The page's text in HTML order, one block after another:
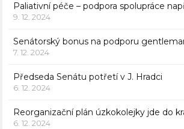
Paliativní péče – podpora spolupráce
9. 12. 2024
Senátorský bonus na podporu
7. 12. 2024
Předseda Senátu potřetí v J. Hradci
6. 12. 2024
Reorganizační plán úzkokolejky jde do
6. 12. 2024